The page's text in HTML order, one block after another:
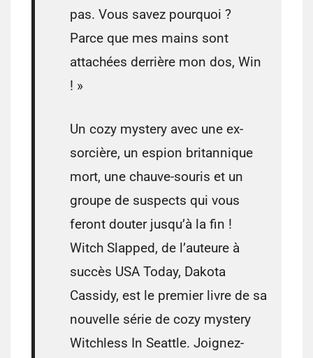
pas. Vous savez pourquoi ?
Parce que mes mains sont
attachées derrière mon dos, Win
! »
Un cozy mystery avec une ex-
sorcière, un espion britannique
mort, une chauve-souris et un
groupe de suspects qui vous
feront douter jusqu’à la fin !
Witch Slapped, de l’auteure à
succès USA Today, Dakota
Cassidy, est le premier livre de sa
nouvelle série de cozy mystery
Witchless In Seattle. Joignez-